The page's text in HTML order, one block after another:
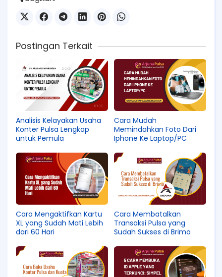
Postingan Terkait
Analisis Kelayakan Usaha
Konter Pulsa Lengkap
untuk Pemula
Cara Mudah
Memindahkan Foto Dari
Iphone Ke Laptop/PC
Cara Mengaktifkan Kartu
XL yang Sudah Mati Lebih
dari 60 Hari
Cara Membatalkan
Transaksi Pulsa yang
Sudah Sukses di Brimo